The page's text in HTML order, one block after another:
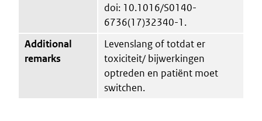
doi: 10.1016/S0140-
6736(17)32340-1.
Additional
remarks
Levenslang of totdat er
toxiciteit/ bijwerkingen
optreden en patiënt moet
switchen.